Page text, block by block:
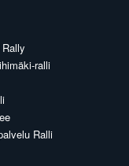
ralli
Ralli